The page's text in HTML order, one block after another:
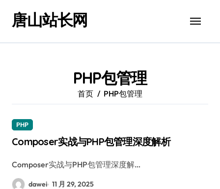
唐山站长网
PHP包管理
首页 PHP包管理
PHP
Composer实战与PHP包管理深度解析
Composer实战与PHP包管理深度解…
dawei 11 月 29, 2025